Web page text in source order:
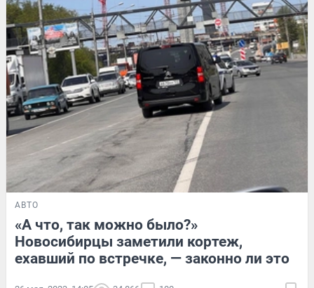
АВТО
«А что, так можно было?»
Новосибирцы заметили кортеж,
ехавший по встречке, — законно ли это